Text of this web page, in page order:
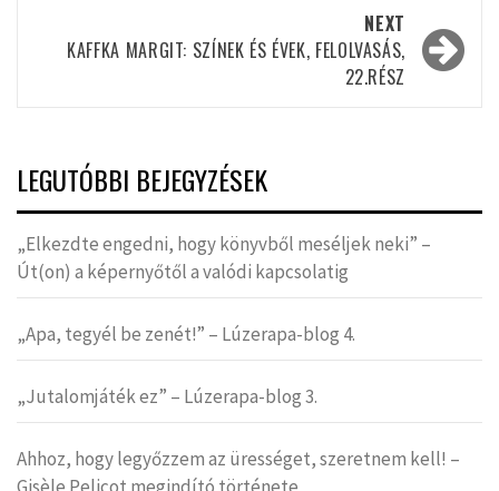
NEXT
KAFFKA MARGIT: SZÍNEK ÉS ÉVEK, FELOLVASÁS,
22.RÉSZ
LEGUTÓBBI BEJEGYZÉSEK
„Elkezdte engedni, hogy könyvből meséljek neki” –
Út(on) a képernyőtől a valódi kapcsolatig
„Apa, tegyél be zenét!” – Lúzerapa-blog 4.
„Jutalomjáték ez” – Lúzerapa-blog 3.
Ahhoz, hogy legyőzzem az ürességet, szeretnem kell! –